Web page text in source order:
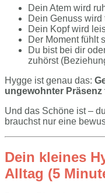
Dein Atem wird
Dein Genuss
Dein Kopf wird
Der Moment fühlt
Du bist bei dir
zuhörst
Hygge ist genau das:
ungewohnter Präsenz
Und das Schöne ist –
brauchst nur eine
Dein kleines
Alltag (5